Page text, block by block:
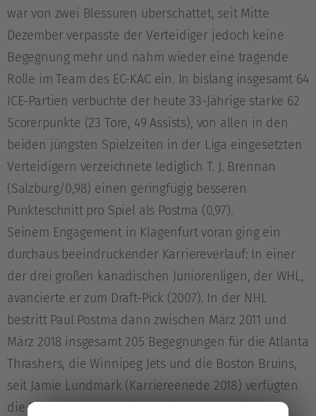
war von zwei Blessuren überschattet, seit Mitte
Dezember verpasste der Verteidiger jedoch keine
Begegnung mehr und nahm wieder eine tragende
Rolle im Team des EC-KAC ein. In bislang insgesamt 64
ICE-Partien verbuchte der heute 33-Jährige starke 62
Scorerpunkte (23 Tore, 49 Assists), von allen in den
beiden jüngsten Spielzeiten in der Liga eingesetzten
Verteidigern verzeichnete lediglich T. J. Brennan
(Salzburg/0,98) einen geringfügig besseren
Punkteschnitt pro Spiel als Postma (0,97).
Seinem Engagement in Klagenfurt voran ging ein
durchaus beeindruckender Karriereverlauf: In einer
der drei großen kanadischen Juniorenligen, der WHL,
avancierte er zum Draft-Pick (2007). In der NHL
bestritt Paul Postma dann zwischen März 2011 und
März 2018 insgesamt 205 Begegnungen für die Atlanta
Thrashers, die Winnipeg Jets und die Boston Bruins,
seit Jamie Lundmark (Karriereenede 2018) verfügten
die Rotjacken über keinen Spieler mehr mit